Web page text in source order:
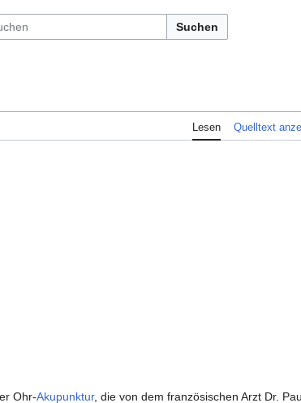
Suchen
Lesen Quelltext
Ohr-Akupunktur, die von dem französischen Arzt Dr.